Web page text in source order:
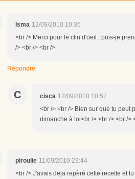
Isma 12/09/2010 10:35
<br /> Merci pour le clin d'oeil...puis-je
/> <br /> <br />
Répondre
C cisca 12/09/2010 10:57
<br /> <br /> Bien sur que tu peut
dimanche à toi<br /> <br /> <br />
piroulie 11/09/2010 23:44
<br /> J'avais deja repèré cette recette et